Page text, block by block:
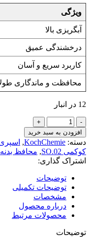
ویژگی
آبگریزی بالا
درخشندگی عمیق
کاربرد سریع و آسان
محافظت و ماندگاری
12 در انبار
افزودن به سبد خرید
دسته: KochChemie
,
کوکمی SO.02
, محافظ
اشتراک گذاری:
توضیحات
توضیحات تکمیلی
مشخصات
درباره محصول
محصولات مرتبط
توضیحات